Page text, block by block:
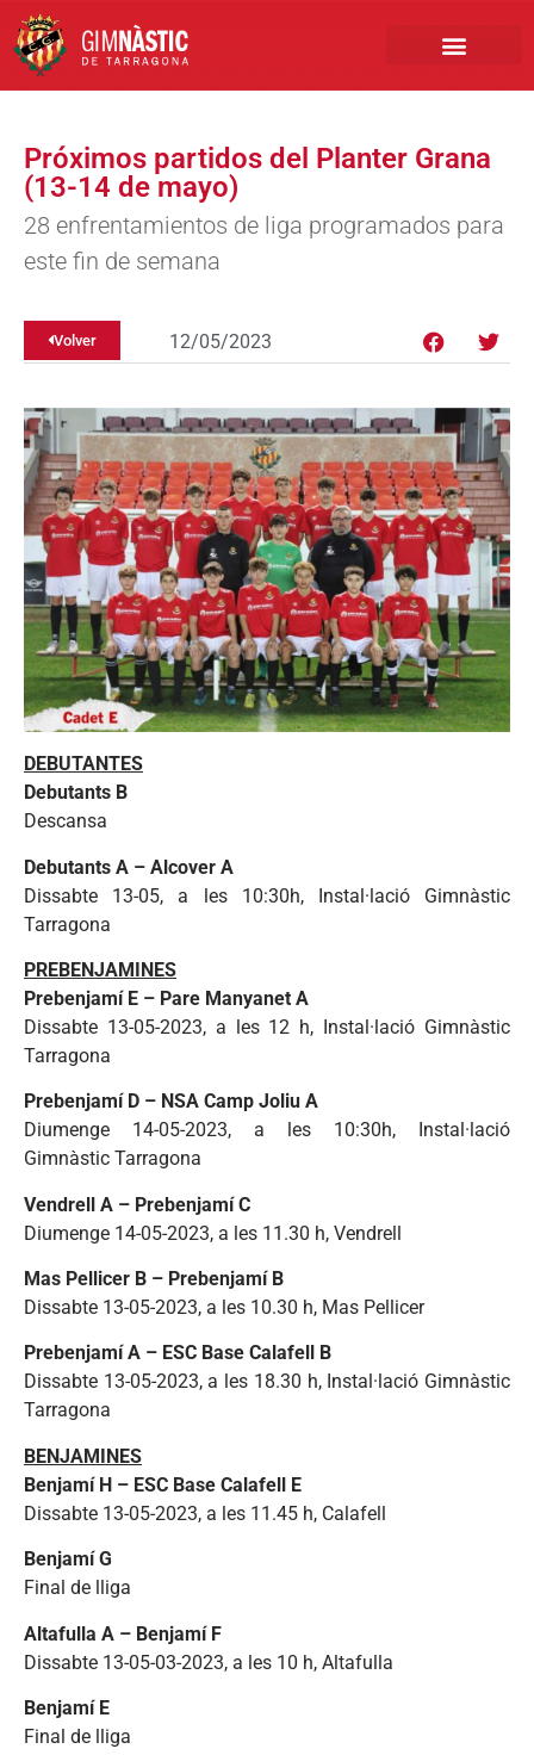
Próximos partidos del Planter Grana
(13-14 de mayo)
28 enfrentamientos de liga programados para
este fin de semana
Volver 12/05/2023
DEBUTANTES
Debutants B
Descansa
Debutants A – Alcover A
Dissabte 13-05, a les 10:30h, Instal·lació Gimnàstic
Tarragona
PREBENJAMINES
Prebenjamí E – Pare Manyanet A
Dissabte 13-05-2023, a les 12 h, Instal·lació Gimnàstic
Tarragona
Prebenjamí D – NSA Camp Joliu A
Diumenge 14-05-2023, a les 10:30h, Instal·lació
Gimnàstic Tarragona
Vendrell A – Prebenjamí C
Diumenge 14-05-2023, a les 11.30 h, Vendrell
Mas Pellicer B – Prebenjamí B
Dissabte 13-05-2023, a les 10.30 h, Mas Pellicer
Prebenjamí A – ESC Base Calafell B
Dissabte 13-05-2023, a les 18.30 h, Instal·lació Gimnàstic
Tarragona
BENJAMINES
Benjamí H – ESC Base Calafell E
Dissabte 13-05-2023, a les 11.45 h, Calafell
Benjamí G
Final de lliga
Altafulla A – Benjamí F
Dissabte 13-05-03-2023, a les 10 h, Altafulla
Benjamí E
Final de lliga